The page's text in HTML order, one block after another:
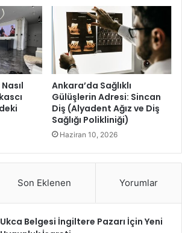
Ankara’da Sağlıklı
Gülüşlerin Adresi: Sincan
Diş (Alyadent Ağız ve Diş
Sağlığı Polikliniği)
Haziran 10, 2026
Son Eklenen Yorumlar
Ukca Belgesi İngiltere Pazarı İçin Yeni